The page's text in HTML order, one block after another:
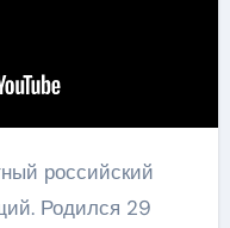
российский
Родился 29